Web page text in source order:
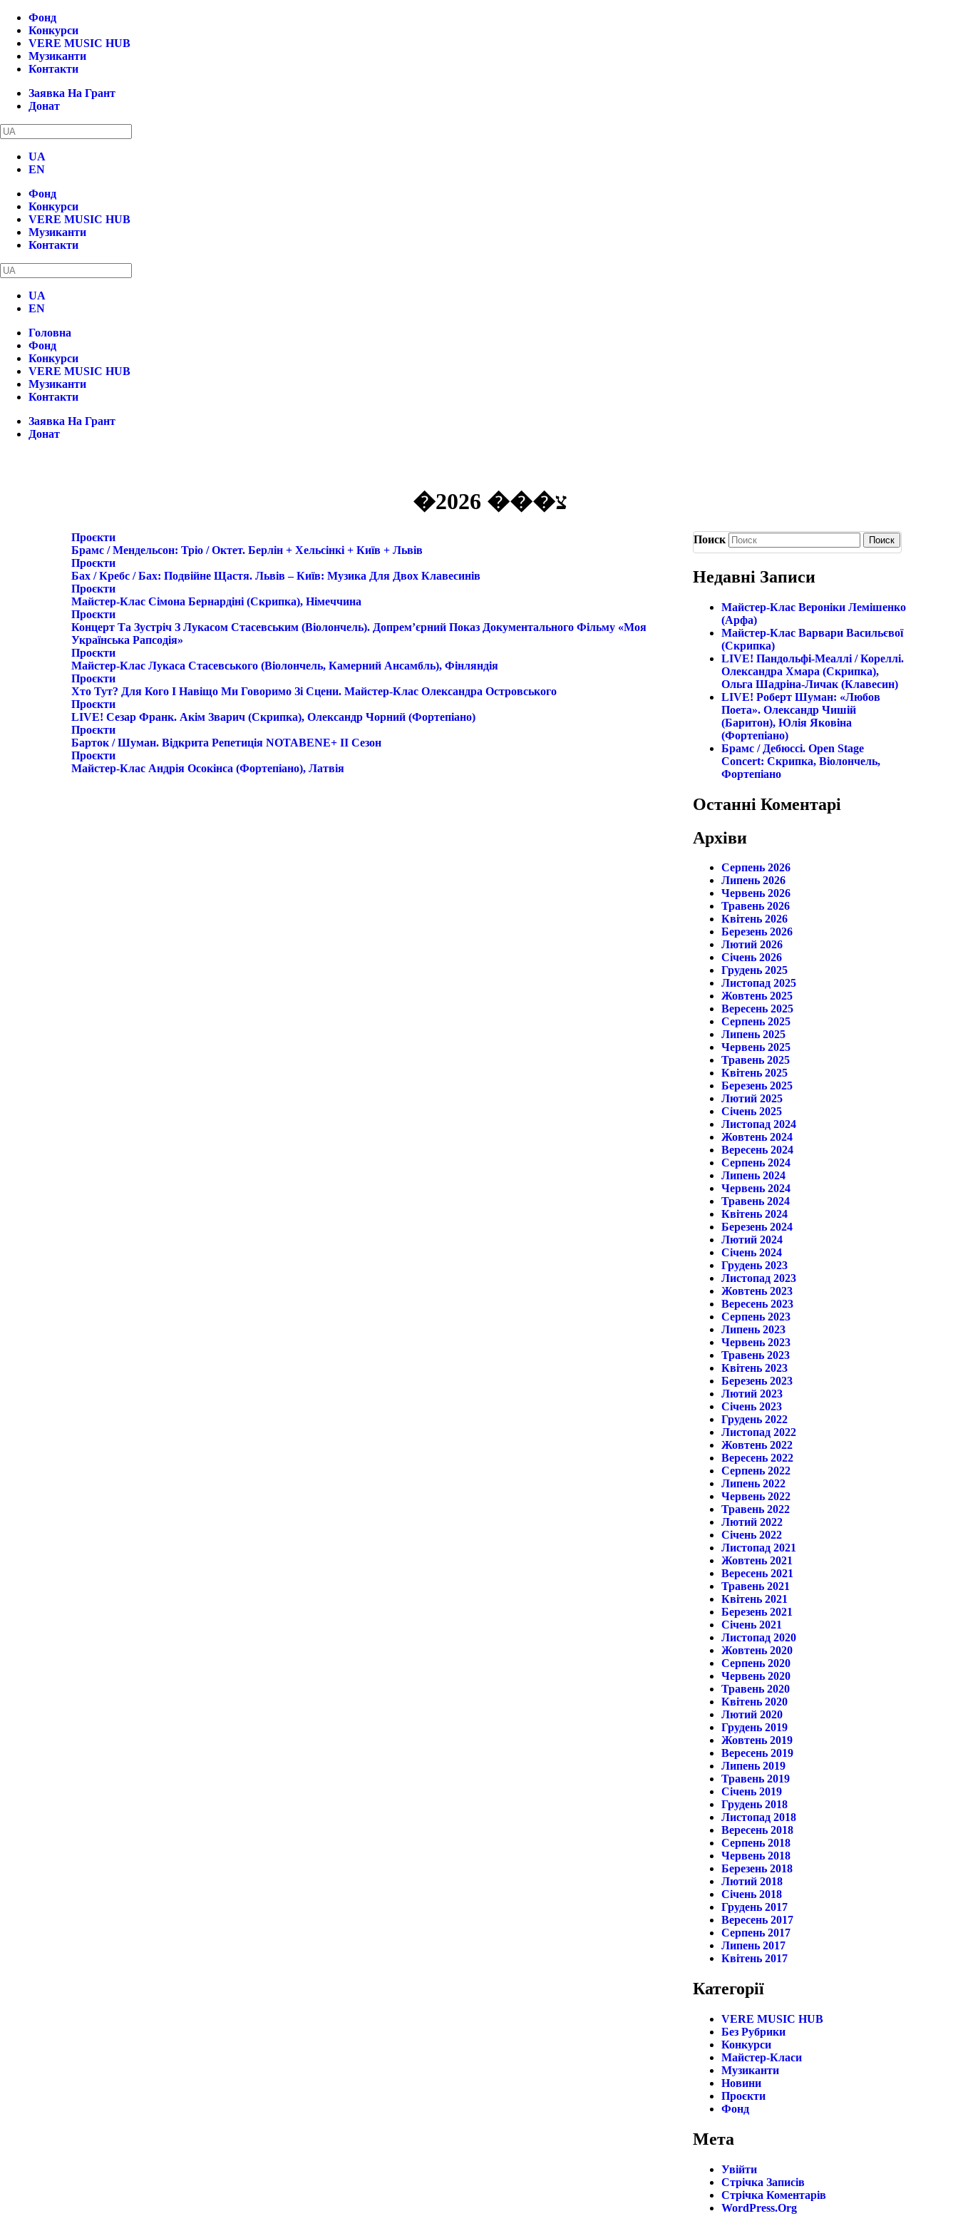
Фонд
Конкурси
VERE MUSIC HUB
Музиканти
Контакти
Заявка На Грант
Донат
UA
EN
Фонд
Конкурси
VERE MUSIC HUB
Музиканти
Контакти
UA
EN
Головна
Фонд
Конкурси
VERE MUSIC HUB
Музиканти
Контакти
Заявка На Грант
Донат
�צ��� 2026
Проєкти
Брамс / Мендельсон: Тріо / Октет. Берлін + Хельсінкі + Київ + Львів
Проєкти
Бах / Кребс / Бах: Подвійне Щастя. Львів – Київ: Музика Для Двох Клавесинів
Проєкти
Майстер-Клас Сімона Бернардіні (скрипка), Німеччина
Проєкти
Концерт Та Зустріч З Лукасом Стасевським (віолончель). Допрем’єрний Показ Документального Фільму «Моя
Українська Рапсодія»
Проєкти
Майстер-Клас Лукаса Стасевського (віолончель, Камерний Ансамбль), Фінляндія
Проєкти
Хто Тут? Для Кого І Навіщо Ми Говоримо Зі Сцени. Майстер-Клас Олександра Островського
Проєкти
LIVE! Сезар Франк. Акім Зварич (скрипка), Олександр Чорний (фортепіано)
Проєкти
Барток / Шуман. Відкрита Репетиція NOTABENE+ II Сезон
Проєкти
Майстер-Клас Андрія Осокінса (фортепіано), Латвія
Поиск
Недавні Записи
Майстер-Клас Вероніки Лемішенко
(арфа)
Майстер-Клас Варвари Васильєвої
(скрипка)
LIVE! Пандольфі-Меаллі / Кореллі.
Олександра Хмара (скрипка),
Ольга Шадріна-Личак (клавесин)
LIVE! Роберт Шуман: «Любов
Поета». Олександр Чишій
(баритон), Юлія Яковіна
(фортепіано)
Брамс / Дебюссі. Open Stage
Concert: Скрипка, Віолончель,
Фортепіано
Останні Коментарі
Архіви
Серпень 2026
Липень 2026
Червень 2026
Травень 2026
Квітень 2026
Березень 2026
Лютий 2026
Січень 2026
Грудень 2025
Листопад 2025
Жовтень 2025
Вересень 2025
Серпень 2025
Липень 2025
Червень 2025
Травень 2025
Квітень 2025
Березень 2025
Лютий 2025
Січень 2025
Листопад 2024
Жовтень 2024
Вересень 2024
Серпень 2024
Липень 2024
Червень 2024
Травень 2024
Квітень 2024
Березень 2024
Лютий 2024
Січень 2024
Грудень 2023
Листопад 2023
Жовтень 2023
Вересень 2023
Серпень 2023
Липень 2023
Червень 2023
Травень 2023
Квітень 2023
Березень 2023
Лютий 2023
Січень 2023
Грудень 2022
Листопад 2022
Жовтень 2022
Вересень 2022
Серпень 2022
Липень 2022
Червень 2022
Травень 2022
Лютий 2022
Січень 2022
Листопад 2021
Жовтень 2021
Вересень 2021
Травень 2021
Квітень 2021
Березень 2021
Січень 2021
Листопад 2020
Жовтень 2020
Серпень 2020
Червень 2020
Травень 2020
Квітень 2020
Лютий 2020
Грудень 2019
Жовтень 2019
Вересень 2019
Липень 2019
Травень 2019
Січень 2019
Грудень 2018
Листопад 2018
Вересень 2018
Серпень 2018
Червень 2018
Березень 2018
Лютий 2018
Січень 2018
Грудень 2017
Вересень 2017
Серпень 2017
Липень 2017
Квітень 2017
Категорії
VERE MUSIC HUB
Без Рубрики
Конкурси
Майстер-Класи
Музиканти
Новини
Проєкти
Фонд
Мета
Увійти
Стрічка Записів
Стрічка Коментарів
WordPress.org